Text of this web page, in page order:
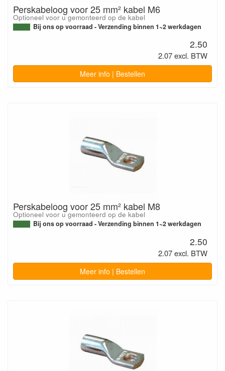
Perskabeloog voor 25 mm² kabel M6
Optioneel voor u gemonteerd op de kabel
Bij ons op voorraad - Verzending binnen 1~2 werkdagen
2.50
2.07 excl. BTW
Meer info | Bestellen
Perskabeloog voor 25 mm² kabel M8
Optioneel voor u gemonteerd op de kabel
Bij ons op voorraad - Verzending binnen 1~2 werkdagen
2.50
2.07 excl. BTW
Meer info | Bestellen